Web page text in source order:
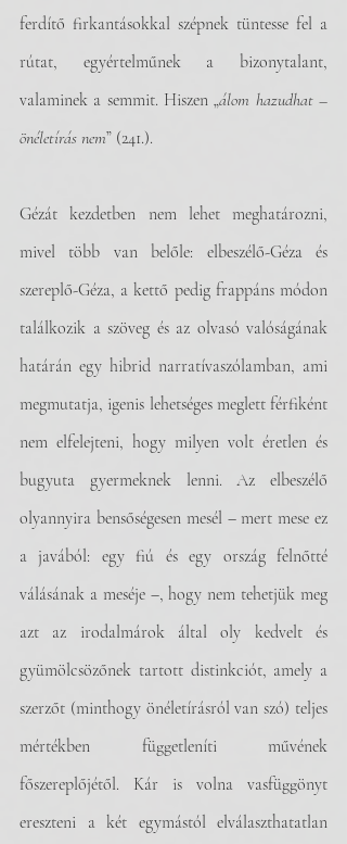
ferdítő firkantásokkal szépnek tüntesse fel a
rútat, egyértelműnek a bizonytalant,
valaminek a semmit. Hiszen „álom hazudhat –
önéletírás nem” (241.).
Gézát kezdetben nem lehet meghatározni,
mivel több van belőle: elbeszélő-Géza és
szereplő-Géza, a kettő pedig frappáns módon
találkozik a szöveg és az olvasó valóságának
határán egy hibrid narratívaszólamban, ami
megmutatja, igenis lehetséges meglett férfiként
nem elfelejteni, hogy milyen volt éretlen és
bugyuta gyermeknek lenni. Az elbeszélő
olyannyira bensőségesen mesél – mert mese ez
a javából: egy fiú és egy ország felnőtté
válásának a meséje –, hogy nem tehetjük meg
azt az irodalmárok által oly kedvelt és
gyümölcsözőnek tartott distinkciót, amely a
szerzőt (minthogy önéletírásról van szó) teljes
mértékben függetleníti művének
főszereplőjétől. Kár is volna vasfüggönyt
ereszteni a két egymástól elválaszthatatlan